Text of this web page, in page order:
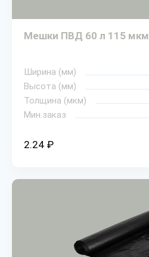
Мешки ПВД 60 л 115 мкм
Ширина (мм)
Высота (мм)
Толщина (мкм)
Мин.заказ
2.24 ₽